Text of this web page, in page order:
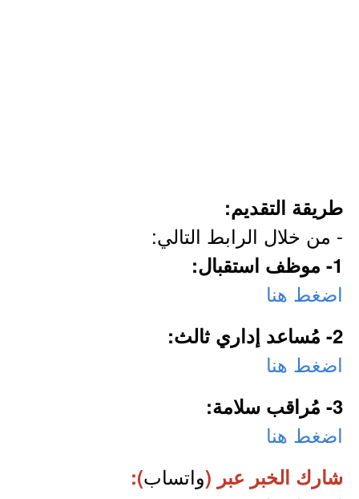
طريقة التقديم:
- من خلال الرابط التالي:
1- موظف استقبال:
اضغط هنا
2- مُساعد إداري ثالث:
اضغط هنا
3- مُراقب سلامة:
اضغط هنا
شارك الخبر عبر (واتساب):